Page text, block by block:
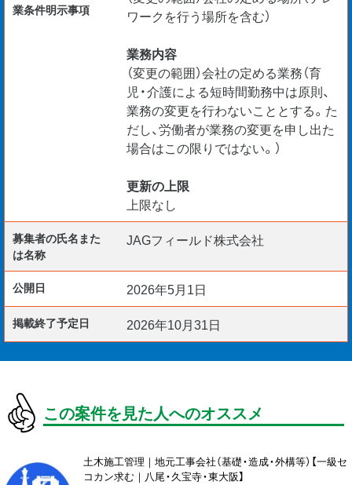
業条件明示事項
ワークを行う場所を含む）
業務内容
（変更の範囲）会社の定める業務（育
児・介護による短時間勤務中は原則、
業務の変更を行わないこととする。た
だし、労働者が業務の変更を申し出た
場合はこの限りではない。）
更新の上限
上限なし
募集者の氏名また
は名称
JAGフィールド株式会社
公開日 2026年5月1日
掲載終了予定日 2026年10月31日
この案件を見た人へのオススメ
土木施工管理｜地元工事会社（基礎・造成・外構等）【一級セ
コカン求む｜八尾・久宝寺・東大阪】